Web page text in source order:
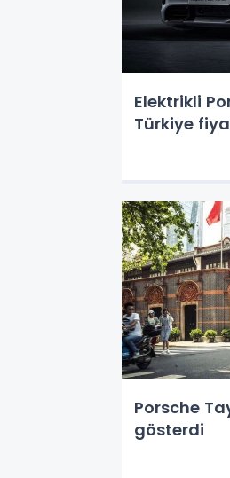
Elektrikli
Türkiye
Porsche
gösterdi